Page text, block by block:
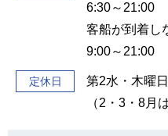
6:30～21:00
客船が到着し
9:00～21:00
定休日
第2水・木曜日
（2・3・8月